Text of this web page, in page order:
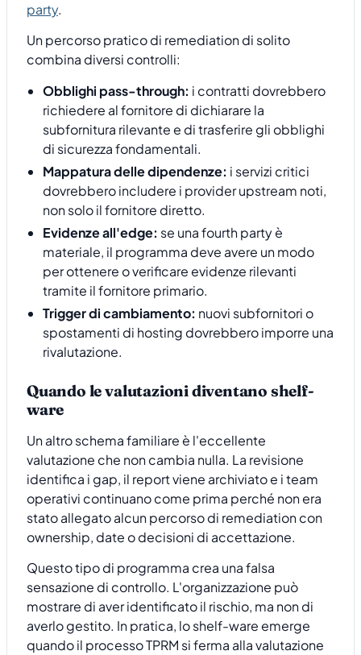
party.
Un percorso pratico di remediation di solito
combina diversi controlli:
Obblighi pass-through: i contratti dovrebbero
richiedere al fornitore di dichiarare la
subfornitura rilevante e di trasferire gli obblighi
di sicurezza fondamentali.
Mappatura delle dipendenze: i servizi critici
dovrebbero includere i provider upstream noti,
non solo il fornitore diretto.
Evidenze all'edge: se una fourth party è
materiale, il programma deve avere un modo
per ottenere o verificare evidenze rilevanti
tramite il fornitore primario.
Trigger di cambiamento: nuovi subfornitori o
spostamenti di hosting dovrebbero imporre una
rivalutazione.
Quando le valutazioni diventano shelf-
ware
Un altro schema familiare è l'eccellente
valutazione che non cambia nulla. La revisione
identifica i gap, il report viene archiviato e i team
operativi continuano come prima perché non era
stato allegato alcun percorso di remediation con
ownership, date o decisioni di accettazione.
Questo tipo di programma crea una falsa
sensazione di controllo. L'organizzazione può
mostrare di aver identificato il rischio, ma non di
averlo gestito. In pratica, lo shelf-ware emerge
quando il processo TPRM si ferma alla valutazione